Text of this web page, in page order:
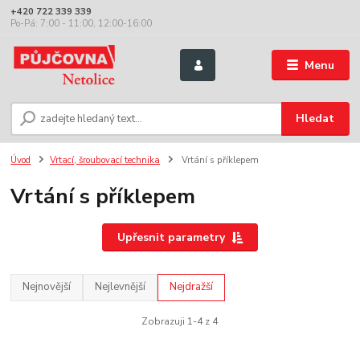
Menu
Hledat
+420 722 339 339
Po-Pá: 7:00 - 11:00, 12:00-16:00
Úvod Vrtací, šroubovací technika Vrtání s příklepem
Vrtání s příklepem
Upřesnit parametry
Nejnovější Nejlevnější Nejdražší
Zobrazuji 1-4 z 4